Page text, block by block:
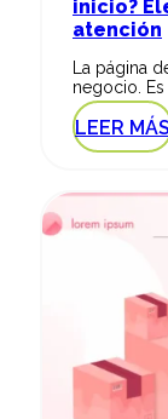
inicio?
atención
La página
negocio.
LEER